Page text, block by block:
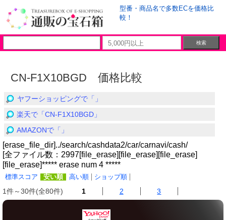
型番・商品名で多数ECを価格比
較！
CN-F1X10BGD 価格比較
ヤフーショッピングで「」
楽天で「CN-F1X10BGD」
AMAZONで「」
[erase_file_dir]../search/cashdata2/car/carnavi/cash/
[全ファイル数：2997[file_erase][file_erase][file_erase]
[file_erase]***** erase num 4 *****
標準スコア 安い順 高い順 ショップ順
1件～30件(全80件) 1 2 3